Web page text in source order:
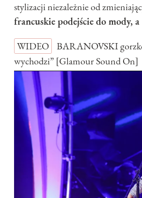
stylizacji niezależnie od
francuskie podejście do mody,
WIDEO
BARANOVSKI
wychodzi” [Glamour Sound On]